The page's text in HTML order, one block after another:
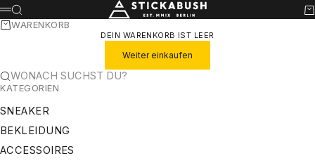
ZUM INHALT SPRINGEN STICKABUSH
MENÜ
SUCHE
WARENKORB
DEIN WARENKORB IST LEER
Weiter einkaufen
WONACH SUCHST DU?
KATEGORIEN
SNEAKER
BEKLEIDUNG
ACCESSOIRES